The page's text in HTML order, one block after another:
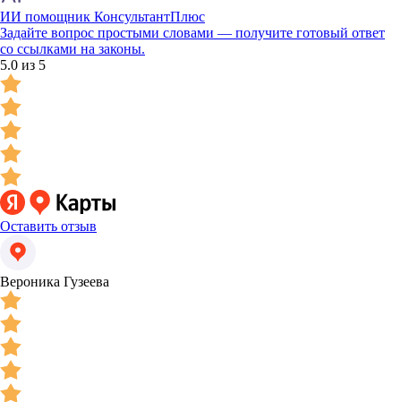
ИИ помощник КонсультантПлюс
Задайте вопрос простыми словами — получите готовый ответ
со ссылками на законы.
5.0 из 5
Оставить отзыв
Вероника Гузеева